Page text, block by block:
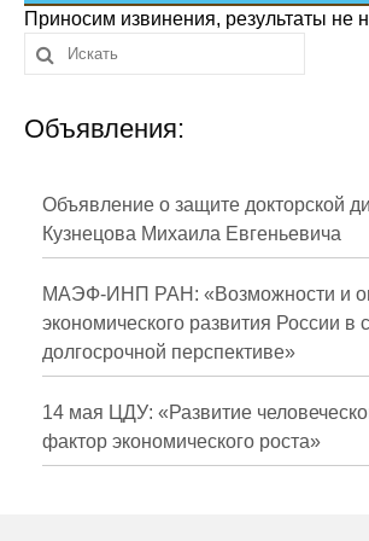
Сотрудники
Отчетность
Противодействие коррупции
Публикации
Научная жизнь
Издания
Проблемы
О журнале
Приносим извинения, результаты не
Объявления:
Объявление о защите докторской
Кузнецова Михаила Евгеньевича
МАЭФ-ИНП РАН: «Возможности и
экономического развития России в
долгосрочной перспективе»
14 мая ЦДУ: «Развитие
фактор экономического роста»